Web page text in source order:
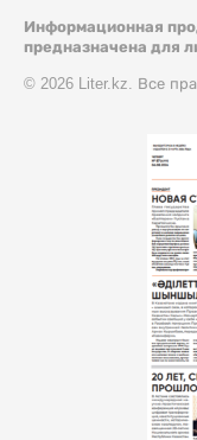
Информационная
предназначена для
© 2026 Liter.kz. Все